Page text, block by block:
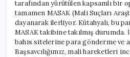
tarafından yürütülen kapsamlı bir
tamamen MASAK (Mali Suçları
dayanarak ilerliyor. Kütahyalı, bu
MASAK takibine takılmış durumda.
bahis sitelerine para gönderme ve
Başsavcılığımız, mali hareketleri